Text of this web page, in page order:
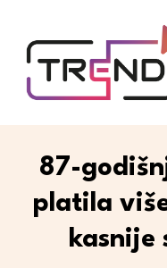
87-
platila
kasnije